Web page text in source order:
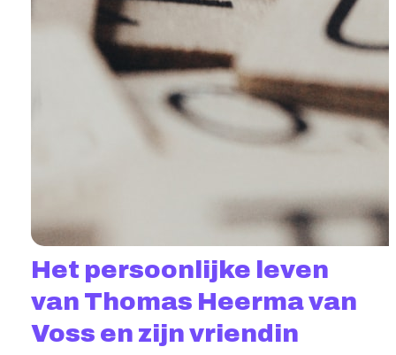
Het persoonlijke leven
van Thomas Heerma van
Voss en zijn vriendin